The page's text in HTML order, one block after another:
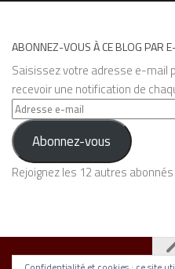
ABONNEZ-VOUS À CE BLOG PAR
Saisissez votre adresse e-mail
recevoir une notification de
Adresse
e-
mail Abonnez-vous
Rejoignez les 12 autres abonnés